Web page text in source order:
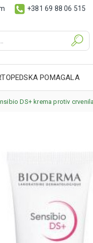
+381 69 88 06 515
POMAGALA
DS+ krema protiv